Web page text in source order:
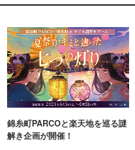
錦糸町PARCOと楽天地を巡る謎
解き企画が開催！